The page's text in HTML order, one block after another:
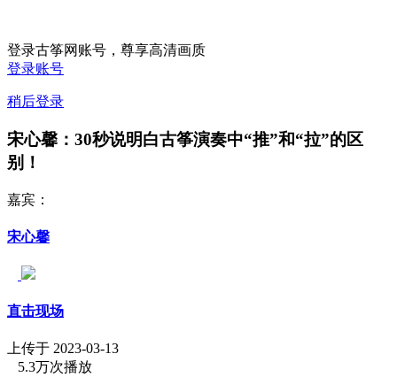
登录古筝网账号，尊享高清画质
登录账号
稍后登录
宋心馨：30秒说明白古筝演奏中“推”和“拉”的区
别！
嘉宾：
宋心馨
直击现场
上传于 2023-03-13
5.3万次播放